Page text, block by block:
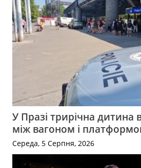
У Празі трирічна дитина
між вагоном і
Середа, 5 Серпня, 2026